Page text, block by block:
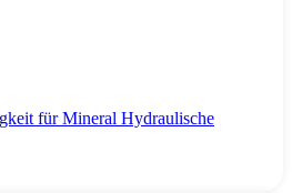
für Mineral Hydraulische